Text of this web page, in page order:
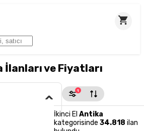
ve Fiyatları
1
İkinci El Antika
kategorisinde 34.818 ilan